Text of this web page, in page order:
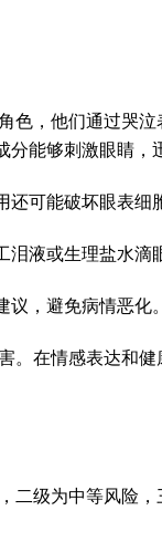
，他们通过哭
能够刺激眼睛
可能破坏眼表
液或生理盐水
，避免病情恶
在情感表达和健
级为中等风险